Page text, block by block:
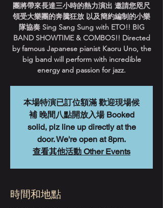
團將帶來長達三小時的熱力演出 邀請您咫尺
領受大樂團的奔騰狂放 以及簡約編制的小樂
隊協奏 Sing Sang Sung with ETO!! BIG
BAND SHOWTIME & COMBOS!! Directed
by famous Japanese pianist Kaoru Uno, the
big band will perform with incredible
energy and passion for jazz.
本場特演已訂位額滿 歡迎現場候
補 晚間八點開放入場 Booked
solid, plz line up directly at the
door. We're open at 8pm.
查看其他活動 Other Events
時間和地點